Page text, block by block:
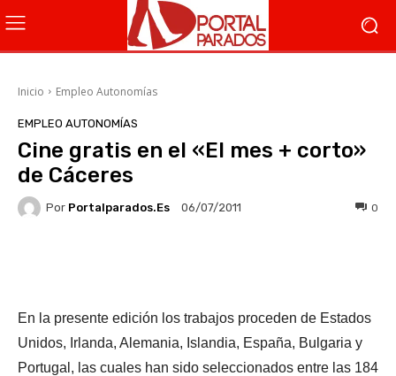
Inicio Empleo Autonomías
EMPLEO AUTONOMÍAS
Cine gratis en el «El mes + corto»
de Cáceres
Por Portalparados.es 06/07/2011 0
En la presente edición los trabajos proceden de Estados
Unidos, Irlanda, Alemania, Islandia, España, Bulgaria y
Portugal, las cuales han sido seleccionados entre las 184